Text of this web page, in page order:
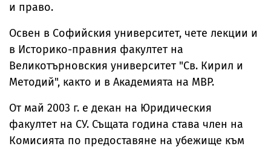
и право.
Освен в Софийския университет, чете лекции и
в Историко-правния факултет на
Великотърновския университет "Св. Кирил и
Методий", както и в Академията на МВР.
От май 2003 г. е декан на Юридическия
факултет на СУ. Същата година става член на
Комисията по предоставяне на убежище към